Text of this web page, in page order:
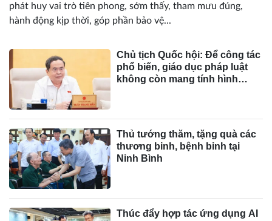
phát huy vai trò tiên phong, sớm thấy, tham mưu đúng,
hành động kịp thời, góp phần bảo vệ...
Chủ tịch Quốc hội: Để công tác
phổ biến, giáo dục pháp luật
không còn mang tính hình
Thủ tướng thăm, tặng quà các
thương binh, bệnh binh tại
Ninh Bình
Thúc đẩy hợp tác ứng dụng AI